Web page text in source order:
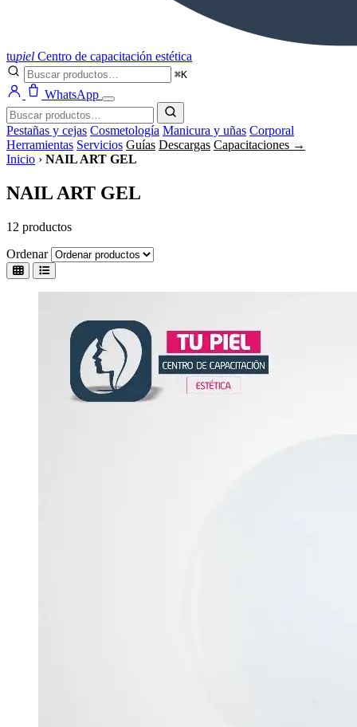
tupiel Centro de capacitación estética
⌘K
WhatsApp
Pestañas y cejas Cosmetología Manicura y uñas Corporal
Herramientas Servicios Guías Descargas Capacitaciones →
Inicio › NAIL ART GEL
NAIL ART GEL
12 productos
Ordenar